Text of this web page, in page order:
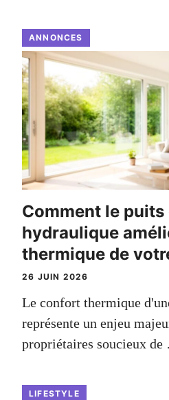
ANNONCES
Comment le puits
hydraulique
thermique de
26 JUIN 2026
Le confort thermique
représente un enjeu
propriétaires soucieux
LIFESTYLE